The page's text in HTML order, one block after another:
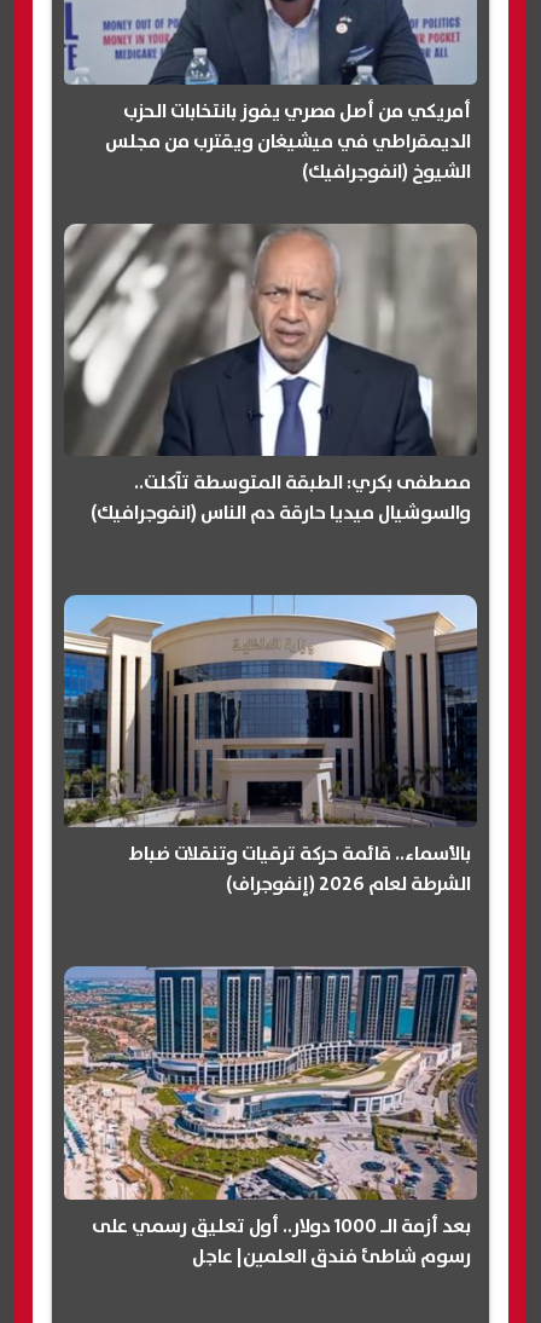
أمريكي من أصل مصري يفوز بانتخابات الحزب
الديمقراطي في ميشيغان ويقترب من مجلس
الشيوخ (انفوجرافيك)
مصطفى بكري: الطبقة المتوسطة تآكلت..
والسوشيال ميديا حارقة دم الناس (انفوجرافيك)
بالأسماء.. قائمة حركة ترقيات وتنقلات ضباط
الشرطة لعام 2026 (إنفوجراف)
بعد أزمة الـ 1000 دولار.. أول تعليق رسمي على
رسوم شاطئ فندق العلمين| عاجل